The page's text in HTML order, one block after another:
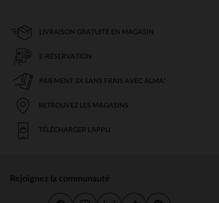
LIVRAISON GRATUITE EN MAGASIN
E-RÉSERVATION
PAIEMENT 3X SANS FRAIS AVEC ALMA*
RETROUVEZ LES MAGASINS
TÉLÉCHARGER L'APPLI
Rejoignez la communauté